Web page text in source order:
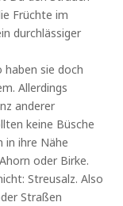
Früchte im
durchlässiger
haben sie doch
Allerdings
anderer
keine Büsche
in ihre Nähe
oder Birke.
Streusalz. Also
Straßen